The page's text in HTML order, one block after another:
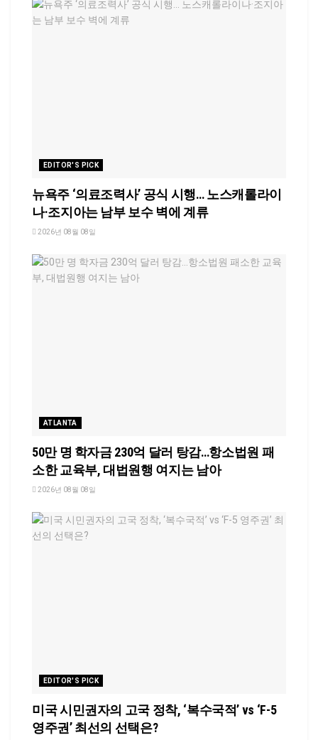
EDITOR'S PICK
뉴욕주 ‘의료조력사’ 공식 시행… 노스캐롤라이
나·조지아는 남부 보수 벽에 계류
2026년 08월 08일
ATLANTA
50만 명 학자금 230억 달러 탕감…항소법원 패
소한 교육부, 대법원행 여지는 남아
2026년 08월 08일
EDITOR'S PICK
미국 시민권자의 고국 정착, ‘복수국적’ vs ‘F-5
영주권’ 최선의 선택은?